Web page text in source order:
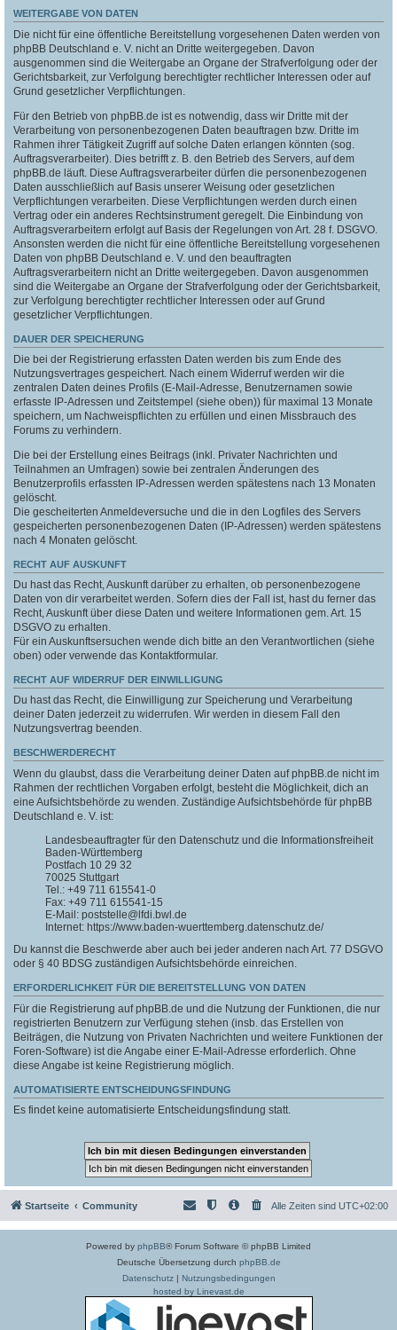
WEITERGABE VON DATEN
Die nicht für eine öffentliche Bereitstellung vorgesehenen Daten werden von
phpBB Deutschland e. V. nicht an Dritte weitergegeben. Davon
ausgenommen sind die Weitergabe an Organe der Strafverfolgung oder der
Gerichtsbarkeit, zur Verfolgung berechtigter rechtlicher Interessen oder auf
Grund gesetzlicher Verpflichtungen.
Für den Betrieb von phpBB.de ist es notwendig, dass wir Dritte mit der
Verarbeitung von personenbezogenen Daten beauftragen bzw. Dritte im
Rahmen ihrer Tätigkeit Zugriff auf solche Daten erlangen könnten (sog.
Auftragsverarbeiter). Dies betrifft z. B. den Betrieb des Servers, auf dem
phpBB.de läuft. Diese Auftragsverarbeiter dürfen die personenbezogenen
Daten ausschließlich auf Basis unserer Weisung oder gesetzlichen
Verpflichtungen verarbeiten. Diese Verpflichtungen werden durch einen
Vertrag oder ein anderes Rechtsinstrument geregelt. Die Einbindung von
Auftragsverarbeitern erfolgt auf Basis der Regelungen von Art. 28 f. DSGVO.
Ansonsten werden die nicht für eine öffentliche Bereitstellung vorgesehenen
Daten von phpBB Deutschland e. V. und den beauftragten
Auftragsverarbeitern nicht an Dritte weitergegeben. Davon ausgenommen
sind die Weitergabe an Organe der Strafverfolgung oder der Gerichtsbarkeit,
zur Verfolgung berechtigter rechtlicher Interessen oder auf Grund
gesetzlicher Verpflichtungen.
DAUER DER SPEICHERUNG
Die bei der Registrierung erfassten Daten werden bis zum Ende des
Nutzungsvertrages gespeichert. Nach einem Widerruf werden wir die
zentralen Daten deines Profils (E-Mail-Adresse, Benutzernamen sowie
erfasste IP-Adressen und Zeitstempel (siehe oben)) für maximal 13 Monate
speichern, um Nachweispflichten zu erfüllen und einen Missbrauch des
Forums zu verhindern.
Die bei der Erstellung eines Beitrags (inkl. Privater Nachrichten und
Teilnahmen an Umfragen) sowie bei zentralen Änderungen des
Benutzerprofils erfassten IP-Adressen werden spätestens nach 13 Monaten
gelöscht.
Die gescheiterten Anmeldeversuche und die in den Logfiles des Servers
gespeicherten personenbezogenen Daten (IP-Adressen) werden spätestens
nach 4 Monaten gelöscht.
RECHT AUF AUSKUNFT
Du hast das Recht, Auskunft darüber zu erhalten, ob personenbezogene
Daten von dir verarbeitet werden. Sofern dies der Fall ist, hast du ferner das
Recht, Auskunft über diese Daten und weitere Informationen gem. Art. 15
DSGVO zu erhalten.
Für ein Auskunftsersuchen wende dich bitte an den Verantwortlichen (siehe
oben) oder verwende das Kontaktformular.
RECHT AUF WIDERRUF DER EINWILLIGUNG
Du hast das Recht, die Einwilligung zur Speicherung und Verarbeitung
deiner Daten jederzeit zu widerrufen. Wir werden in diesem Fall den
Nutzungsvertrag beenden.
BESCHWERDERECHT
Wenn du glaubst, dass die Verarbeitung deiner Daten auf phpBB.de nicht im
Rahmen der rechtlichen Vorgaben erfolgt, besteht die Möglichkeit, dich an
eine Aufsichtsbehörde zu wenden. Zuständige Aufsichtsbehörde für phpBB
Deutschland e. V. ist:
Landesbeauftragter für den Datenschutz und die Informationsfreiheit
Baden-Württemberg
Postfach 10 29 32
70025 Stuttgart
Tel.: +49 711 615541-0
Fax: +49 711 615541-15
E-Mail: poststelle@lfdi.bwl.de
Internet: https://www.baden-wuerttemberg.datenschutz.de/
Du kannst die Beschwerde aber auch bei jeder anderen nach Art. 77 DSGVO
oder § 40 BDSG zuständigen Aufsichtsbehörde einreichen.
ERFORDERLICHKEIT FÜR DIE BEREITSTELLUNG VON DATEN
Für die Registrierung auf phpBB.de und die Nutzung der Funktionen, die nur
registrierten Benutzern zur Verfügung stehen (insb. das Erstellen von
Beiträgen, die Nutzung von Privaten Nachrichten und weitere Funktionen der
Foren-Software) ist die Angabe einer E-Mail-Adresse erforderlich. Ohne
diese Angabe ist keine Registrierung möglich.
AUTOMATISIERTE ENTSCHEIDUNGSFINDUNG
Es findet keine automatisierte Entscheidungsfindung statt.
Startseite Community Alle Zeiten sind UTC+02:00
Powered by phpBB® Forum Software © phpBB Limited
Deutsche Übersetzung durch phpBB.de
Datenschutz| Nutzungsbedingungen
hosted by Linevast.de